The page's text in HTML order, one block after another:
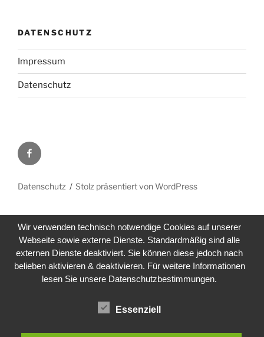
DATENSCHUTZ
Impressum
Datenschutz
Facebook
Datenschutz Stolz präsentiert von WordPress
Wir verwenden technisch notwendige Cookies auf unserer
Webseite sowie externe Dienste. Standardmäßig sind alle
externen Dienste deaktiviert. Sie können diese jedoch nach
belieben aktivieren & deaktivieren. Für weitere Informationen
lesen Sie unsere Datenschutzbestimmungen.
Essenziell